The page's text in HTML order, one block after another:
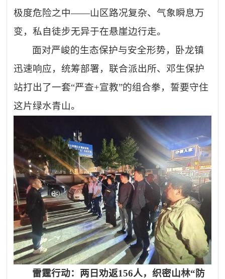
极度危险之中——山区路况复杂、气象瞬息万
变，私自徒步无异于在悬崖边行走。
面对严峻的生态保护与安全形势，卧龙镇
迅速响应，统筹部署，联合派出所、邓生保护
站打出了一套“严查+宣教”的组合拳，誓要守住
这片绿水青山。
雷霆行动：两日劝返156人，织密山林“防